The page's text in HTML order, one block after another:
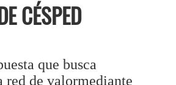
CÉSPED
que busca
red de valormediante